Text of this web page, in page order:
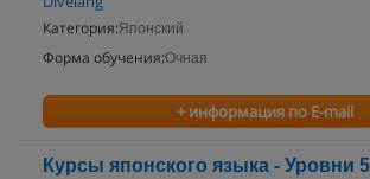
Категория:Японский
Форма обучения:Очная
+ информация по E-mail
Курсы японского языка - Уровни